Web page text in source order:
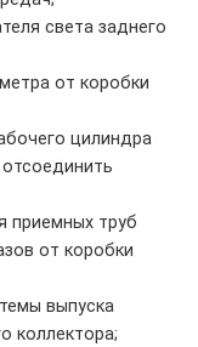
света заднего
от коробки
цилиндра
приемных труб
от коробки
выпуска
коллектора;